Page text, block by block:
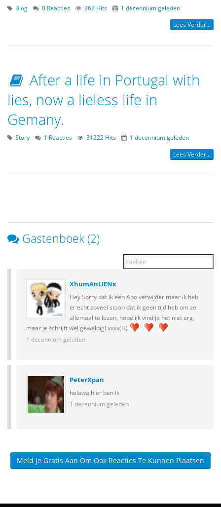
Blog 0 Reacties 262 Hits 1 decennium geleden
Lees Verder...
After a life in Portugal with
lies, now a lieless life in
Gemany.
Story 1 Reacties 31222 Hits 1 decennium geleden
Lees Verder...
Gastenboek (2)
XhumAnLIENx
Hey Sorry dat ik een Abo verwijder maar ik heb
er echt zoveel staan dat ik geen tijd heb om ze
allemaal te lezen, hopelijk vind je het niet erg,
maar je schrijft wel geweldig! xxxx(H)
1 decennium geleden
PeterXpan
helawa hier ben ik
1 decennium geleden
Meld Je Gratis Aan Om Ook Reacties Te Kunnen Plaatsen